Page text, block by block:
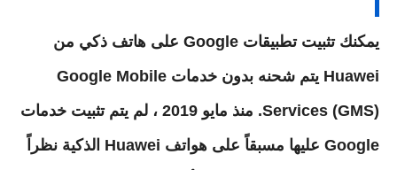
يمكنك تثبيت تطبيقات Google على هاتف ذكي من
Huawei يتم شحنه بدون خدمات Google Mobile
Services (GMS). منذ مايو 2019 ، لم يتم تثبيت خدمات
Google عليها مسبقاً على هواتف Huawei الذكية نظراً